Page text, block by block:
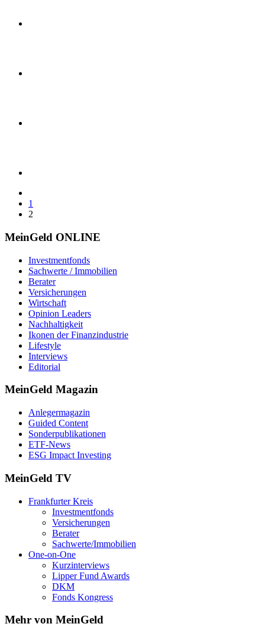
1
2
MeinGeld ONLINE
Investmentfonds
Sachwerte / Immobilien
Berater
Versicherungen
Wirtschaft
Opinion Leaders
Nachhaltigkeit
Ikonen der Finanzindustrie
Lifestyle
Interviews
Editorial
MeinGeld Magazin
Anlegermagazin
Guided Content
Sonderpublikationen
ETF-News
ESG Impact Investing
MeinGeld TV
Frankfurter Kreis
Investmentfonds
Versicherungen
Berater
Sachwerte/Immobilien
One-on-One
Kurzinterviews
Lipper Fund Awards
DKM
Fonds Kongress
Mehr von MeinGeld